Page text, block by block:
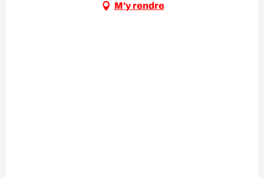
M'y rendre